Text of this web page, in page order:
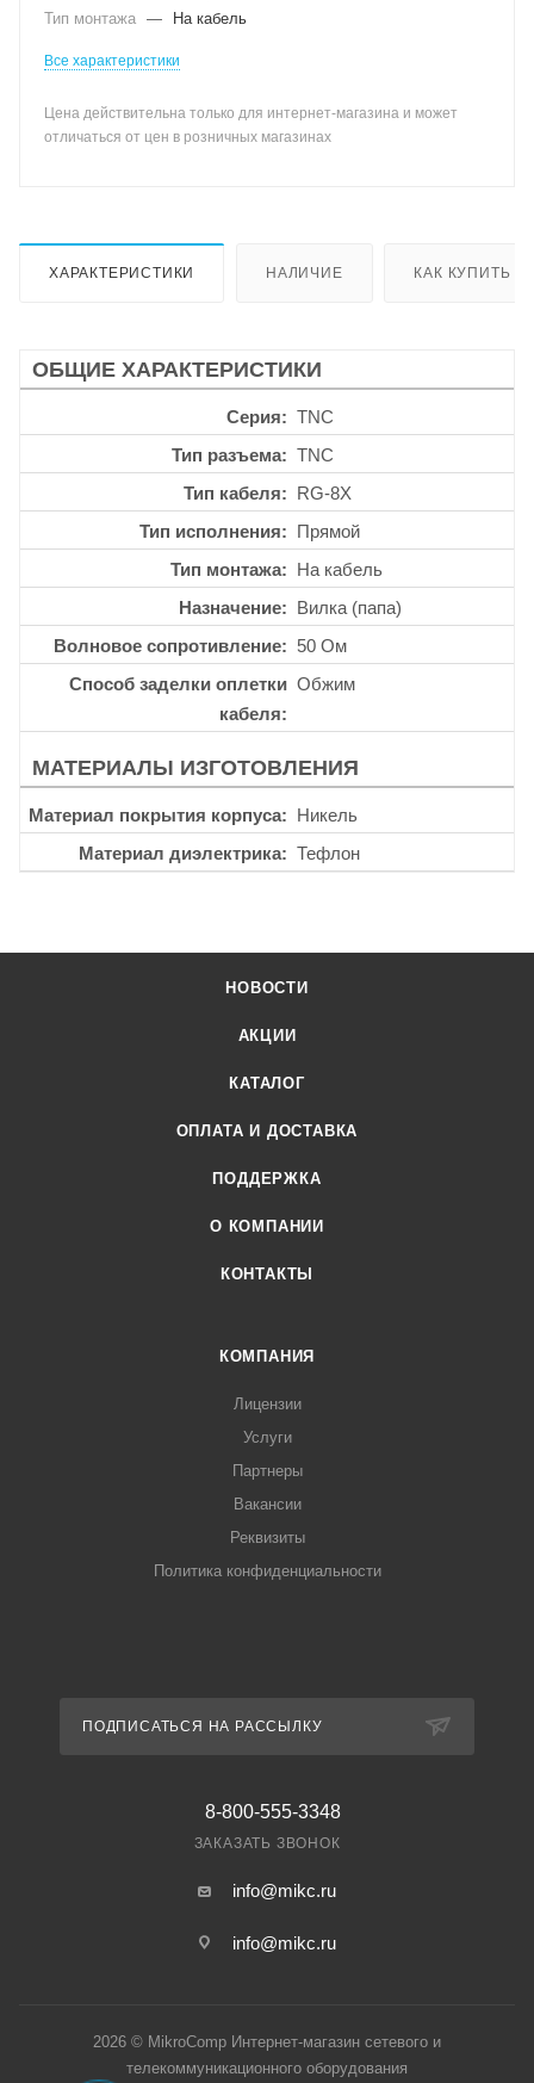
Тип монтажа — На кабель
Все характеристики
Цена действительна только для интернет-магазина и может
отличаться от цен в розничных магазинах
ХАРАКТЕРИСТИКИ НАЛИЧИЕ КАК КУПИТЬ
ОБЩИЕ ХАРАКТЕРИСТИКИ
Серия
TNC
Тип разъема
TNC
Тип кабеля
RG-8X
Тип исполнения
Прямой
Тип монтажа
На кабель
Назначение
Вилка (папа)
Волновое сопротивление
50 Ом
Способ заделки оплетки
кабеля
Обжим
МАТЕРИАЛЫ ИЗГОТОВЛЕНИЯ
Материал покрытия корпуса
Никель
Материал диэлектрика
Тефлон
НОВОСТИ
АКЦИИ
КАТАЛОГ
ОПЛАТА И ДОСТАВКА
ПОДДЕРЖКА
О КОМПАНИИ
КОНТАКТЫ
КОМПАНИЯ
Лицензии
Услуги
Партнеры
Вакансии
Реквизиты
Политика конфиденциальности
ПОДПИСАТЬСЯ НА РАССЫЛКУ
8-800-555-3348
ЗАКАЗАТЬ ЗВОНОК
info@mikc.ru
info@mikc.ru
2026 © MikroComp Интернет-магазин сетевого и
телекоммуникационного оборудования